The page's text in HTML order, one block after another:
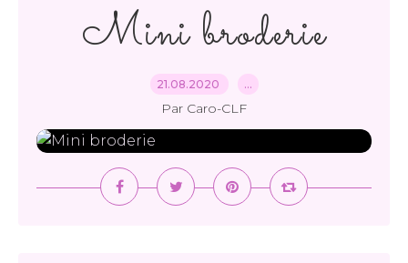
Mini broderie
21.08.2020 …
Par Caro-CLF